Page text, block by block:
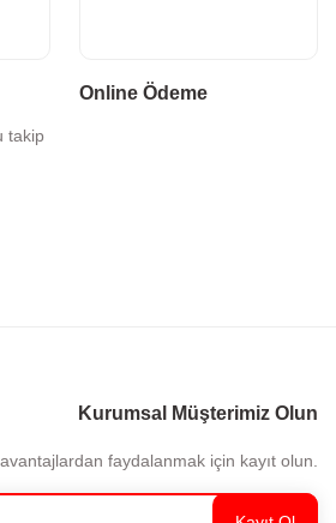
takip
Online Ödeme
Kurumsal Müşterimiz Olun
faydalanmak için kayıt olun.